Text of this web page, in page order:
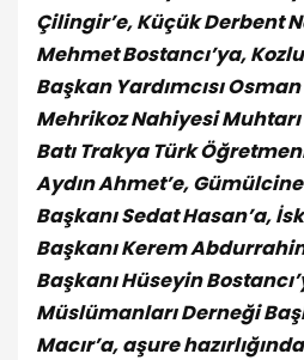
Çilingir’e, Küçük Derbent
Mehmet Bostancı’ya,
Başkan Yardımcısı
Mehrikoz Nahiyesi Muhtarı
Batı Trakya Türk
Aydın Ahmet’e,
Başkanı Sedat Hasan’a,
Başkanı Kerem
Başkanı Hüseyin
Müslümanları Derneği
Macır’a, aşure